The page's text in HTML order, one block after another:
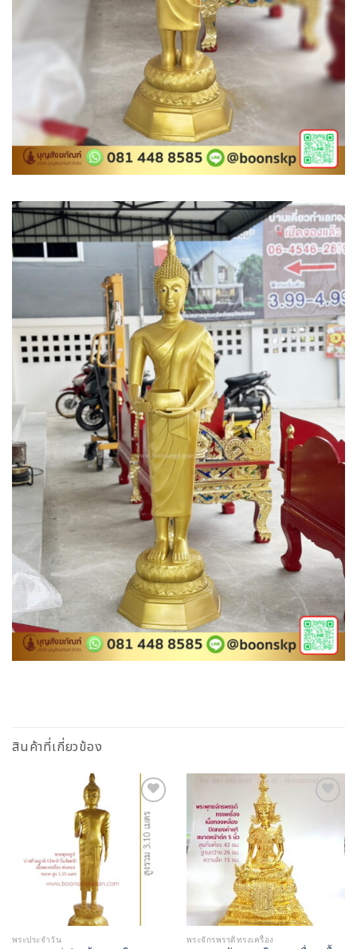
สินค้าที่เกี่ยวข้อง
Add to
Wishlist
พระประจำวัน พระจักรพรรดิทรงเครื่อง